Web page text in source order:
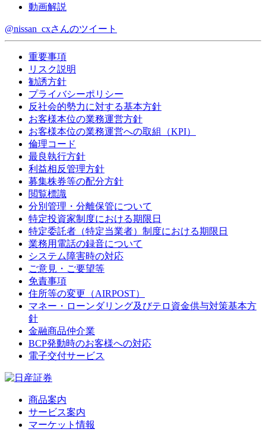
動画解説
@nissan_cxさんのツイート
重要事項
リスク説明
勧誘方針
プライバシーポリシー
反社会的勢力に対する基本方針
お客様本位の業務運営方針
お客様本位の業務運営への取組（KPI）
倫理コード
最良執行方針
利益相反管理方針
募集株券等の配分方針
閲覧標識
分別管理・分離保管について
特定投資家制度における期限日
特定委託者（特定当業者）制度における期限日
業務用電話の録音について
システム障害時の対応
ご意見・ご要望等
免責事項
住所等の変更（AIRPOST）
マネー・ローンダリング及びテロ資金供与対策基本方
針
金融商品仲介業
BCP発動時のお客様への対応
電子交付サービス
商品案内
サービス案内
マーケット情報